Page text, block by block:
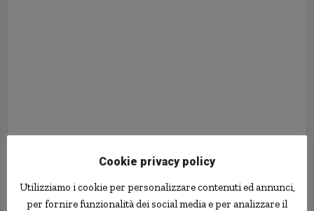
depositi grafici prestiti tassi di interesse
Cookie privacy policy
Utilizziamo i cookie per personalizzare contenuti ed annunci,
per fornire funzionalità dei social media e per analizzare il